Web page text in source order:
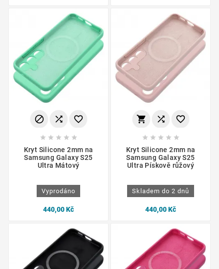
  
    
Kryt Silicone 2mm na
Samsung Galaxy S25
Ultra Mátový
Vyprodáno
440,00 Kč
  
    
Kryt Silicone 2mm na
Samsung Galaxy S25
Ultra Pískově růžový
Skladem do 2 dnů
440,00 Kč